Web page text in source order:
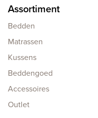
Assortiment
Bedden
Matrassen
Kussens
Beddengoed
Accessoires
Outlet